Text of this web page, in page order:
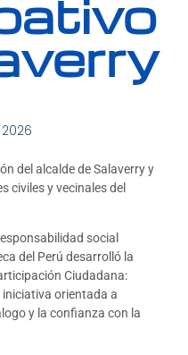
2026
del alcalde de Salaverry y
civiles y vecinales del
social
del Perú desarrolló la
Ciudadana:
orientada a
y la confianza con la